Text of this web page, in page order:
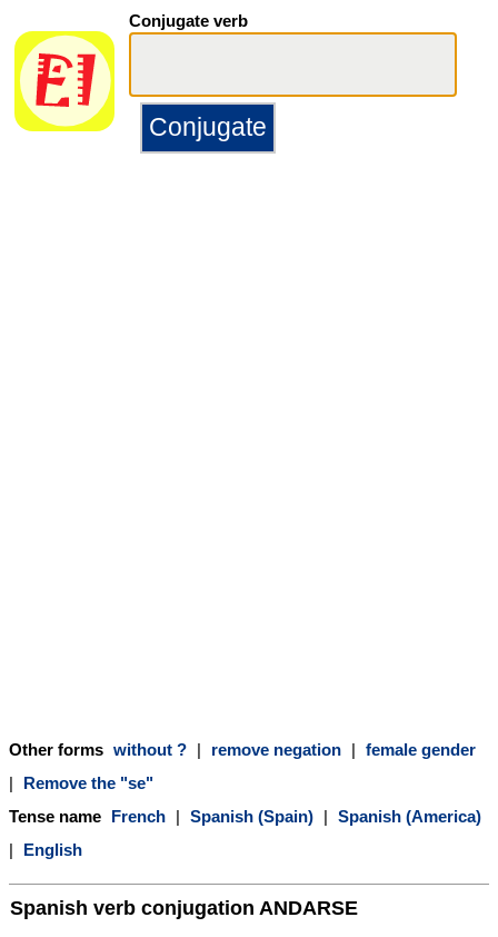
Conjugate verb
Other forms without ? | remove negation | female gender
|
Remove the "se"
Tense name French | Spanish (Spain) | Spanish (America)
|
English
Spanish verb conjugation ANDARSE